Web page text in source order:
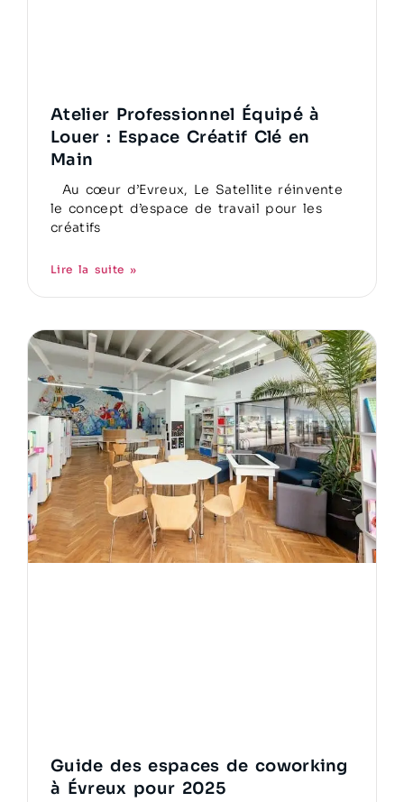
Atelier Professionnel Équipé à
Louer : Espace Créatif Clé en
Main
Au cœur d’Evreux, Le Satellite réinvente
le concept d’espace de travail pour les
créatifs
Lire la suite »
Guide des espaces de coworking
à Évreux pour 2025